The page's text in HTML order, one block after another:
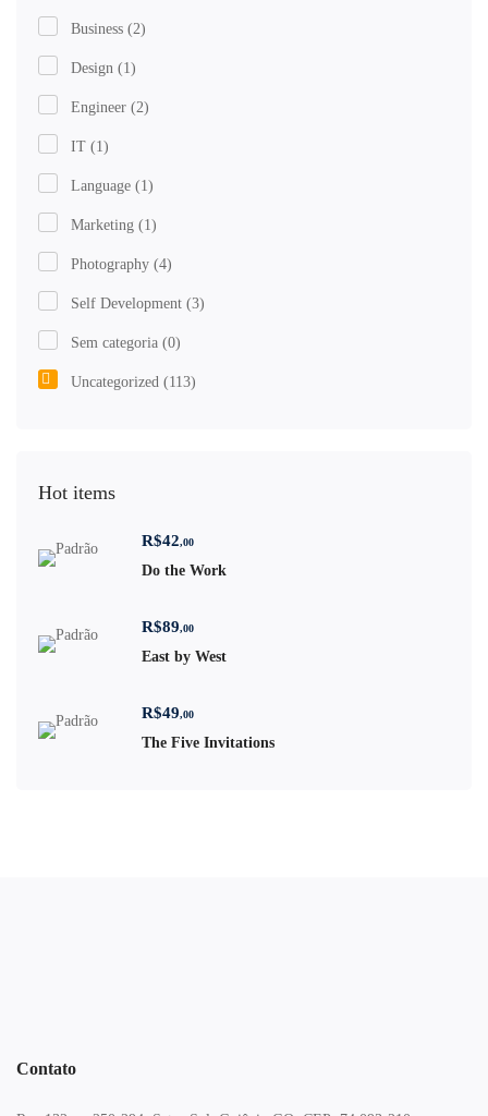
Business (2)
Design (1)
Engineer (2)
IT (1)
Language (1)
Marketing (1)
Photography (4)
Self Development (3)
Sem categoria (0)
Uncategorized (113)
Hot items
R$42,00
Do the Work
R$89,00
East by West
R$49,00
The Five Invitations
Contato